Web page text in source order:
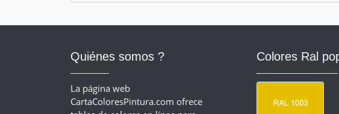
Quiénes somos ?
La página web
CartaColoresPintura.com ofrece
Colores Ral